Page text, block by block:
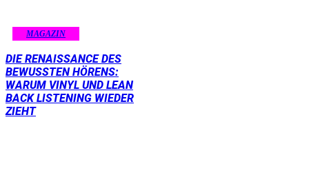
MAGAZIN
DIE RENAISSANCE DES
BEWUSSTEN HÖRENS:
WARUM VINYL UND LEAN
BACK LISTENING WIEDER
ZIEHT